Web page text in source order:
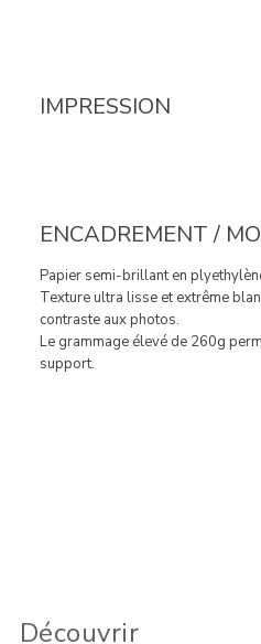
Découvrir
IMPRESSION
ENCADREMENT /
Papier semi-brillant en
Texture ultra lisse et extrême
contraste aux photos.
Le grammage élevé de 260g
support.